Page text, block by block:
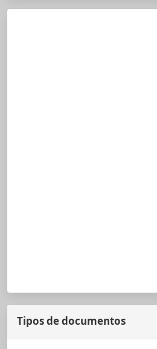
Tipos de documentos